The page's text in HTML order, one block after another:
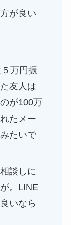
が良い
万円振
友人は
が100万
たメー
たいで
談しに
。LINE
いなら